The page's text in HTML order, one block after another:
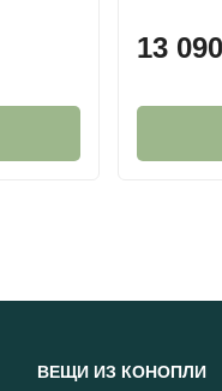
13 090
ВЕЩИ ИЗ КОНОПЛИ